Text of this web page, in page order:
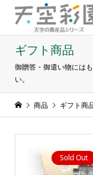
ギフト商品
御贈答・御遣い物には
い。
商品 ギフト商
Sold Out